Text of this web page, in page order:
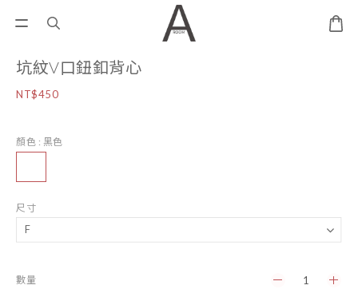
坑紋V口鈕釦背心
NT$450
顏色 : 黑色
尺寸
數量